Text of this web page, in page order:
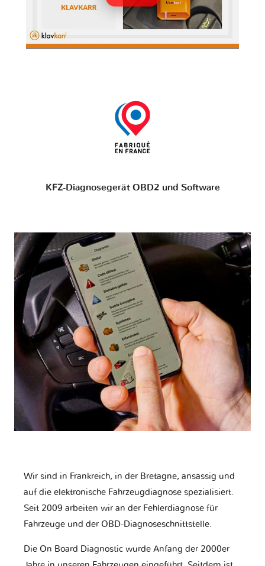
KFZ-Diagnosegerät OBD2 und Software
Wir sind in Frankreich, in der Bretagne, ansässig und
auf die elektronische Fahrzeugdiagnose spezialisiert.
Seit 2009 arbeiten wir an der Fehlerdiagnose für
Fahrzeuge und der OBD-Diagnoseschnittstelle.
Die On Board Diagnostic wurde Anfang der 2000er